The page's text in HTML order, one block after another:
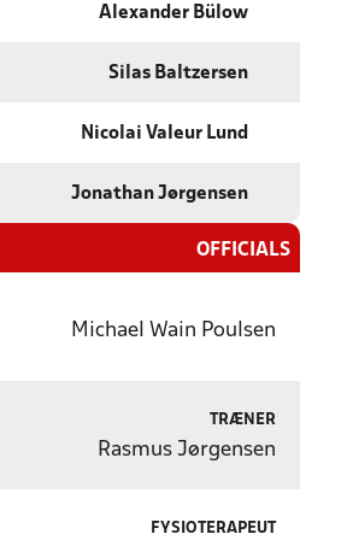
Alexander Bülow
Silas Baltzersen
Nicolai Valeur Lund
Jonathan Jørgensen
OFFICIALS
Michael Wain Poulsen
TRÆNER
Rasmus Jørgensen
FYSIOTERAPEUT